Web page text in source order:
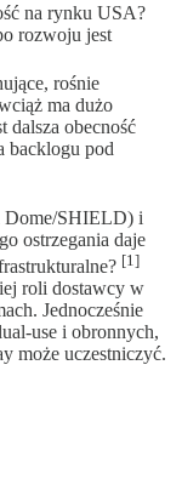
na rynku USA?
rozwoju jest
rośnie
ma dużo
dalsza obecność
backlogu pod
Dome/SHIELD) i
ostrzegania daje
[1]
roli dostawcy w
Jednocześnie
use i obronnych,
może uczestniczyć.